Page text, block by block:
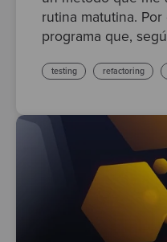
rutina matutina.
programa que,
testing refactoring